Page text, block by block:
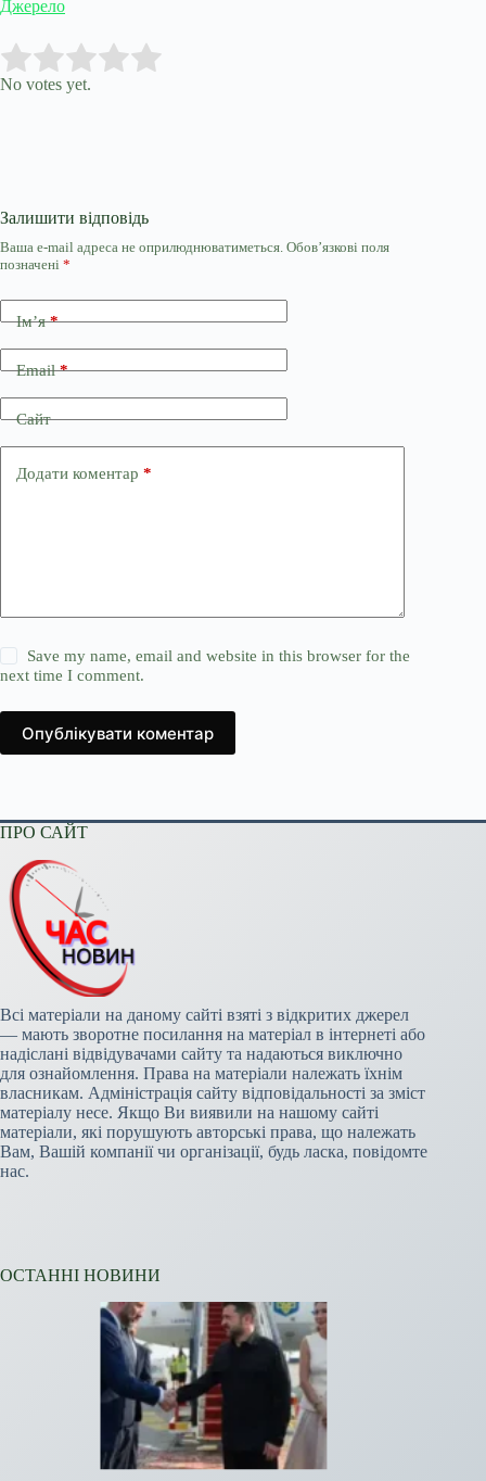
Джерело
Rate this item:
No votes yet.
Залишити відповідь
Ваша e-mail адреса не оприлюднюватиметься. Обов’язкові поля
позначені *
Ім’я*
Email*
Сайт
Додати коментар *
Save my name, email and website in this browser for the
next time I comment.
Опублікувати коментар
ПРО САЙТ
Всі матеріали на даному сайті взяті з відкритих джерел
— мають зворотне посилання на матеріал в інтернеті або
надіслані відвідувачами сайту та надаються виключно
для ознайомлення. Права на матеріали належать їхнім
власникам. Адміністрація сайту відповідальності за зміст
матеріалу несе. Якщо Ви виявили на нашому сайті
матеріали, які порушують авторські права, що належать
Вам, Вашій компанії чи організації, будь ласка, повідомте
нас.
ОСТАННІ НОВИНИ